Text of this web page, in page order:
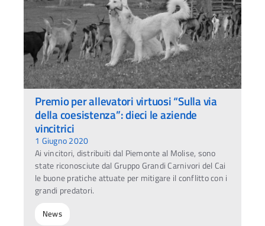
Premio per allevatori virtuosi “Sulla via
della coesistenza”: dieci le aziende
vincitrici
1 Giugno 2020
Ai vincitori, distribuiti dal Piemonte al Molise, sono
state riconosciute dal Gruppo Grandi Carnivori del Cai
le buone pratiche attuate per mitigare il conflitto con i
grandi predatori.
News